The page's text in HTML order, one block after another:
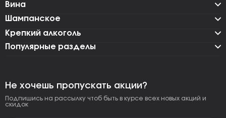
Вина
Шампанское
Крепкий алкоголь
Популярные разделы
Не хочешь пропускать акции?
Подпишись на рассылку чтоб быть в курсе всех новых акций и
скидок